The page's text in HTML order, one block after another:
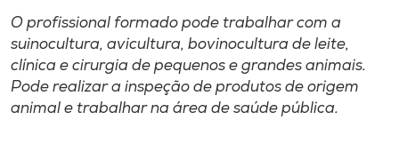
O profissional formado pode trabalhar com a
suinocultura, avicultura, bovinocultura de leite,
clínica e cirurgia de pequenos e grandes animais.
Pode realizar a inspeção de produtos de origem
animal e trabalhar na área de saúde pública.